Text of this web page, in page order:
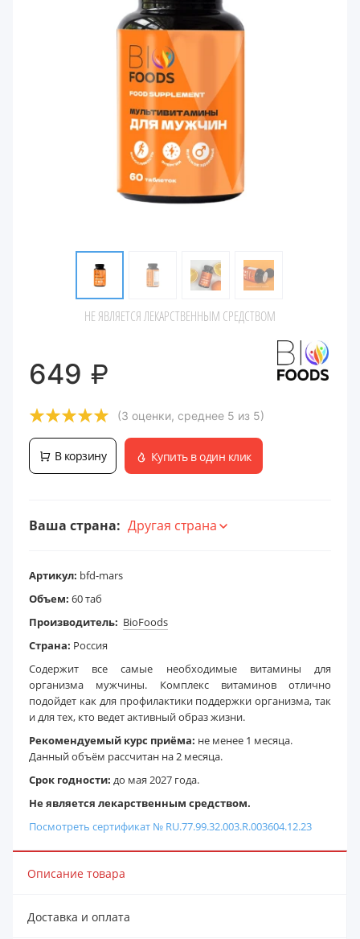
НЕ ЯВЛЯЕТСЯ ЛЕКАРСТВЕННЫМ СРЕДСТВОМ
649 ₽
(3 оценки, среднее 5 из 5)
В корзину Купить в один клик
Ваша страна: Другая страна
Артикул: bfd-mars
Объем: 60 таб
Производитель: BioFoods
Страна: Россия
Содержит все самые необходимые витамины для
организма мужчины. Комплекс витаминов отлично
подойдет как для профилактики поддержки организма, так
и для тех, кто ведет активный образ жизни.
Рекомендуемый курс приёма: не менее 1 месяца.
Данный объём рассчитан на 2 месяца.
Срок годности: до мая 2027 года.
Не является лекарственным средством.
Посмотреть сертификат № RU.77.99.32.003.R.003604.12.23
Описание товара
Доставка и оплата